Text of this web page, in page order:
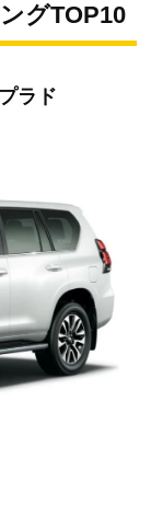
グTOP10
ラド